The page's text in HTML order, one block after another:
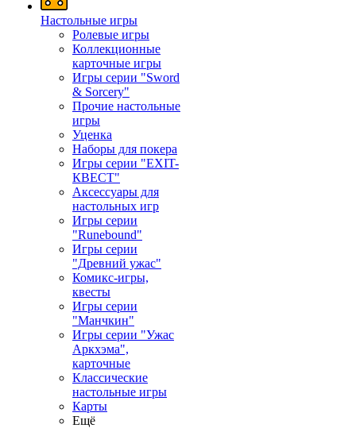
Настольные игры
Ролевые игры
Коллекционные
карточные игры
Игры серии "Sword
& Sorcery"
Прочие настольные
игры
Уценка
Наборы для покера
Игры серии "EXIT-
КВЕСТ"
Аксессуары для
настольных игр
Игры серии
"Runebound"
Игры серии
"Древний ужас"
Комикс-игры,
квесты
Игры серии
"Манчкин"
Игры серии "Ужас
Аркхэма",
карточные
Классические
настольные игры
Карты
Ещё